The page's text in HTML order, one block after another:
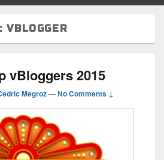
VBLOGGER
vBloggers 2015
Megroz—No Comments ↓